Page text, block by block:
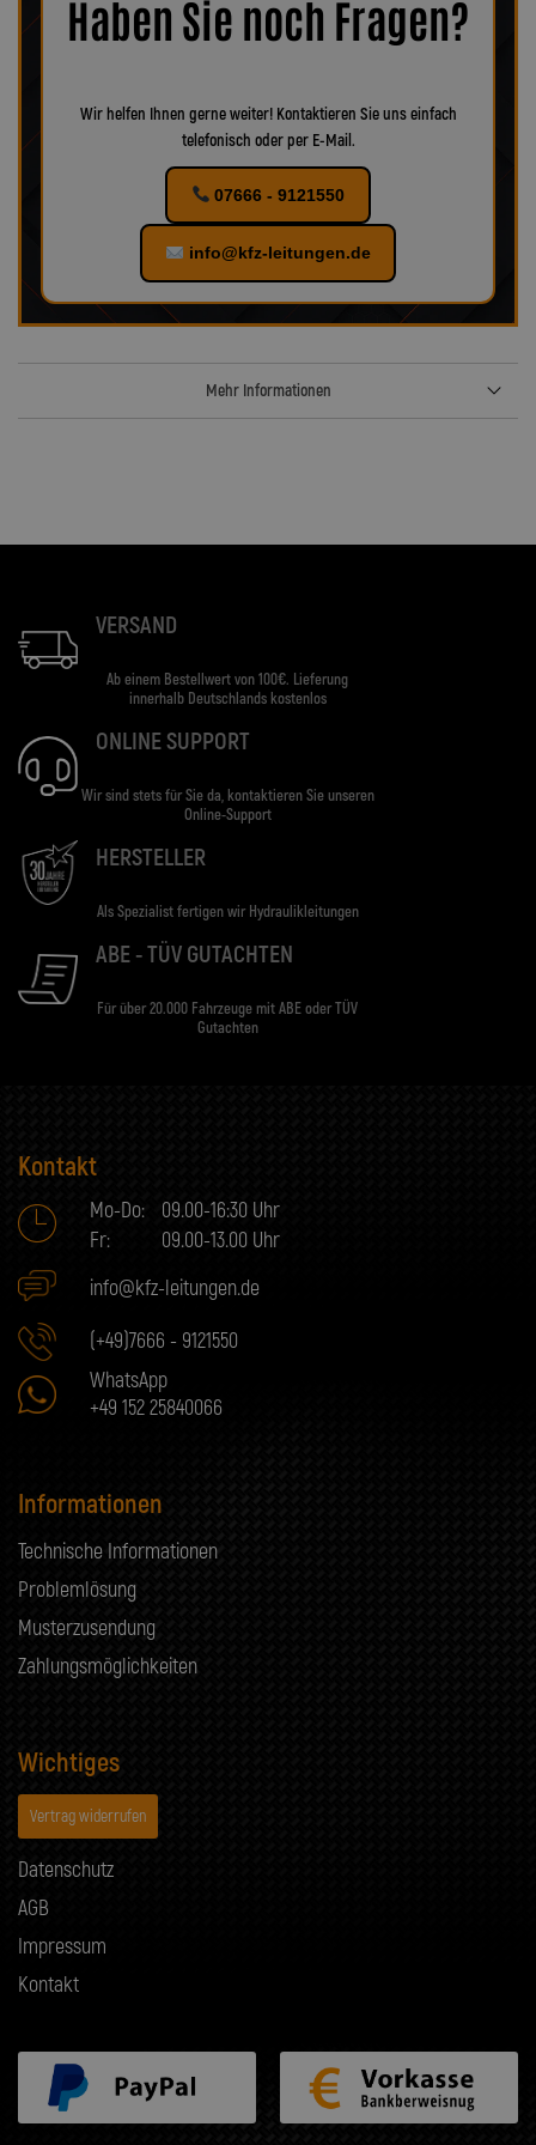
verschiedenes Zubehör für Ihr KFZ!
Haben Sie noch Fragen?
Wir helfen Ihnen gerne weiter! Kontaktieren Sie uns einfach
telefonisch oder per E-Mail.
07666 - 9121550
info@kfz-leitungen.de
Mehr Informationen
VERSAND
Ab einem Bestellwert von 100€. Lieferung
innerhalb Deutschlands kostenlos
ONLINE SUPPORT
Wir sind stets für Sie da, kontaktieren Sie unseren
Online-Support
HERSTELLER
Als Spezialist fertigen wir Hydraulikleitungen
ABE - TÜV GUTACHTEN
Für über 20.000 Fahrzeuge mit ABE oder TÜV
Gutachten
Kontakt
Mo-Do:
09.00-16:30 Uhr
Fr:
09.00-13.00 Uhr
info@kfz-leitungen.de
(+49)7666 - 9121550
WhatsApp
+49 152 25840066
Informationen
Technische Informationen
Problemlösung
Musterzusendung
Zahlungsmöglichkeiten
Wichtiges
Vertrag widerrufen
Datenschutz
AGB
Impressum
Kontakt